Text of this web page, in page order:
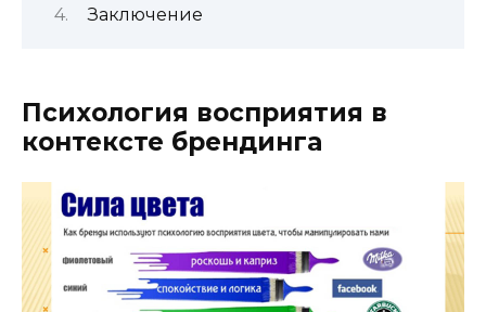
Заключение
Психология восприятия в
контексте брендинга